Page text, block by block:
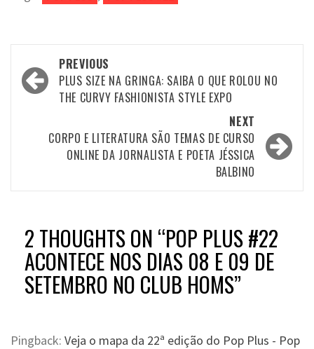
Post
navigation
PREVIOUS
PLUS SIZE NA GRINGA: SAIBA O QUE ROLOU NO
THE CURVY FASHIONISTA STYLE EXPO
NEXT
CORPO E LITERATURA SÃO TEMAS DE CURSO
ONLINE DA JORNALISTA E POETA JÉSSICA
BALBINO
2 THOUGHTS ON “POP PLUS #22
ACONTECE NOS DIAS 08 E 09 DE
SETEMBRO NO CLUB HOMS”
Pingback: Veja o mapa da 22ª edição do Pop Plus - Pop